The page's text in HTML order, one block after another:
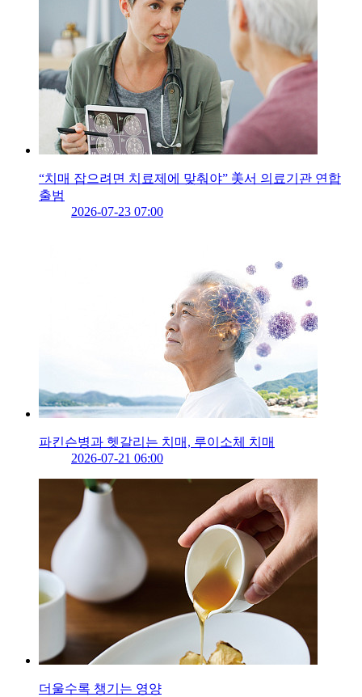
“치매 잡으려면 치료제에 맞춰야” 美서 의료기관 연합
출범
2026-07-23 07:00
파킨슨병과 헷갈리는 치매, 루이소체 치매
2026-07-21 06:00
더울수록 챙기는 영양